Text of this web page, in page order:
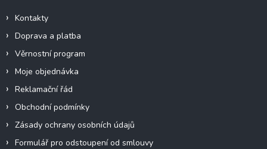
Kontakty
Doprava a platba
Věrnostní program
Moje objednávka
Reklamační řád
Obchodní podmínky
Zásady ochrany osobních údajů
Formulář pro odstoupení od smlouvy